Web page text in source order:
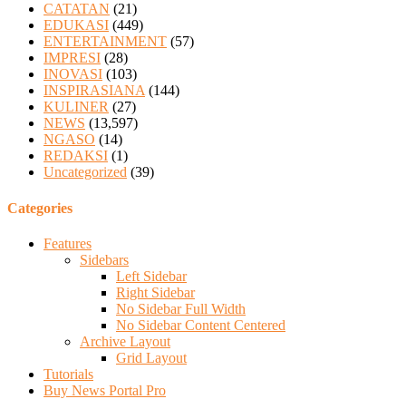
CATATAN (21)
EDUKASI (449)
ENTERTAINMENT (57)
IMPRESI (28)
INOVASI (103)
INSPIRASIANA (144)
KULINER (27)
NEWS (13,597)
NGASO (14)
REDAKSI (1)
Uncategorized (39)
Categories
Features
Sidebars
Left Sidebar
Right Sidebar
No Sidebar Full Width
No Sidebar Content Centered
Archive Layout
Grid Layout
Tutorials
Buy News Portal Pro